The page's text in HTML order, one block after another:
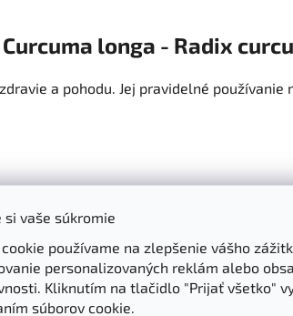
si vaše súkromie
cookie používame na zlepšenie vášho
personalizovaných reklám alebo
Kliknutím na tlačidlo "Prijať všetko"
súborov cookie.
longa - Radix
a pohodu. Jej pravidelné
kurkumy, má silné protizápalové
reuma alebo problémy s tráviacim
na antioxidanty, ktoré chránia telo pred